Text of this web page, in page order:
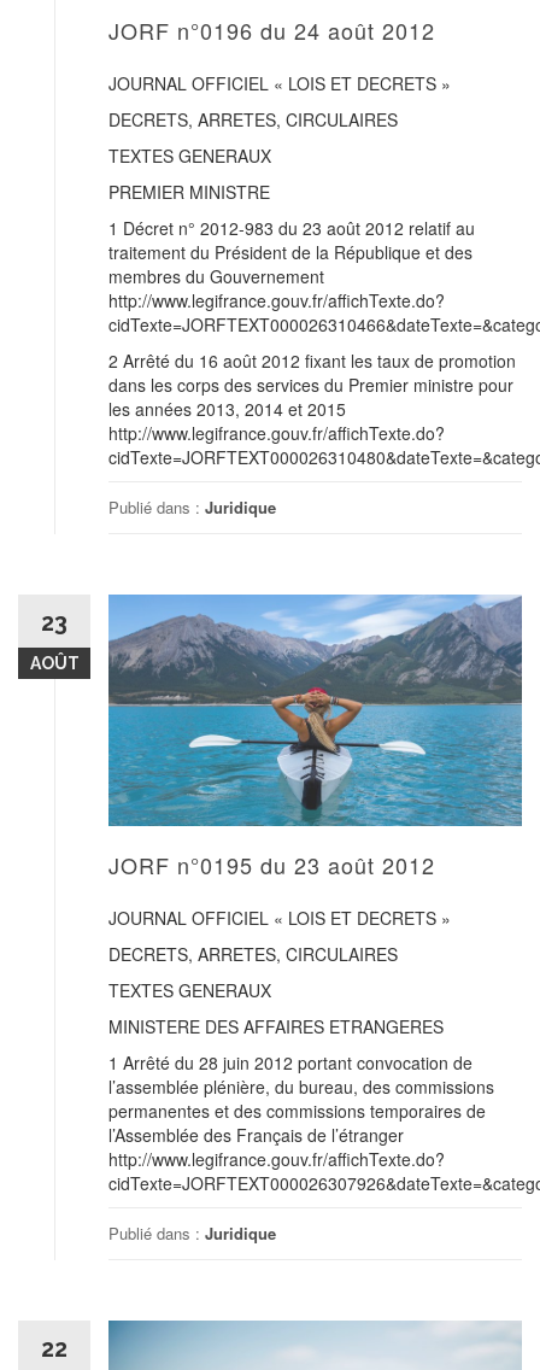
JORF n°0196 du 24 août 2012
JOURNAL OFFICIEL « LOIS ET DECRETS »
DECRETS, ARRETES, CIRCULAIRES
TEXTES GENERAUX
PREMIER MINISTRE
1 Décret n° 2012-983 du 23 août 2012 relatif au
traitement du Président de la République et des
membres du Gouvernement
http://www.legifrance.gouv.fr/affichTexte.do?
2 Arrêté du 16 août 2012 fixant les taux de promotion
dans les corps des services du Premier ministre pour
les années 2013, 2014 et 2015
http://www.legifrance.gouv.fr/affichTexte.do?
Publié dans : Juridique
23
AOÛT
JORF n°0195 du 23 août 2012
JOURNAL OFFICIEL « LOIS ET DECRETS »
DECRETS, ARRETES, CIRCULAIRES
TEXTES GENERAUX
MINISTERE DES AFFAIRES ETRANGERES
1 Arrêté du 28 juin 2012 portant convocation de
l’assemblée plénière, du bureau, des commissions
permanentes et des commissions temporaires de
l’Assemblée des Français de l’étranger
http://www.legifrance.gouv.fr/affichTexte.do?
Publié dans : Juridique
22